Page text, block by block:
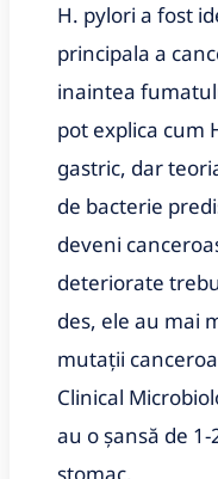
H. pylori a fost
principala a
inaintea
pot explica cum
gastric, dar
de bacterie
deveni
deteriorate
des, ele au mai
mutații
Clinical
au o șansă de